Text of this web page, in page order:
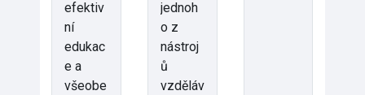
efektiv
ní
edukac
e a
všeobe
jednoh
o z
nástroj
ů
vzděláv